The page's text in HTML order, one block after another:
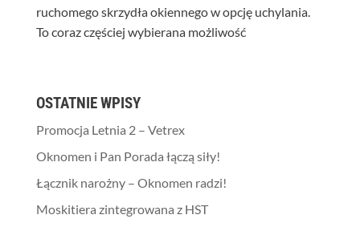
ruchomego skrzydła okiennego w opcję uchylania.
To coraz częściej wybierana możliwość
OSTATNIE WPISY
Promocja Letnia 2 – Vetrex
Oknomen i Pan Porada łączą siły!
Łącznik narożny – Oknomen radzi!
Moskitiera zintegrowana z HST